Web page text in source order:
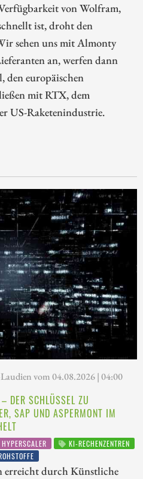
von Wolfram,
ist, droht den
sehen uns mit Almonty
an, werfen dann
den europäischen
mit RTX, dem
US-Raketenindustrie.
vom 04.08.2026 | 04:00
SCHLÜSSEL ZU
SAP UND ASPERMONT IM
HYPERSCALER
KI-RECHENZENTREN
erreicht durch Künstliche